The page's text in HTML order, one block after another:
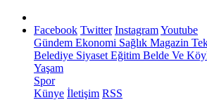
Facebook Twitter InstagramYoutube
Gündem Ekonomi Sağlık Magazin
Belediye Siyaset Eğitim Belde Ve
Yaşam
Spor
Künye İletişim RSS